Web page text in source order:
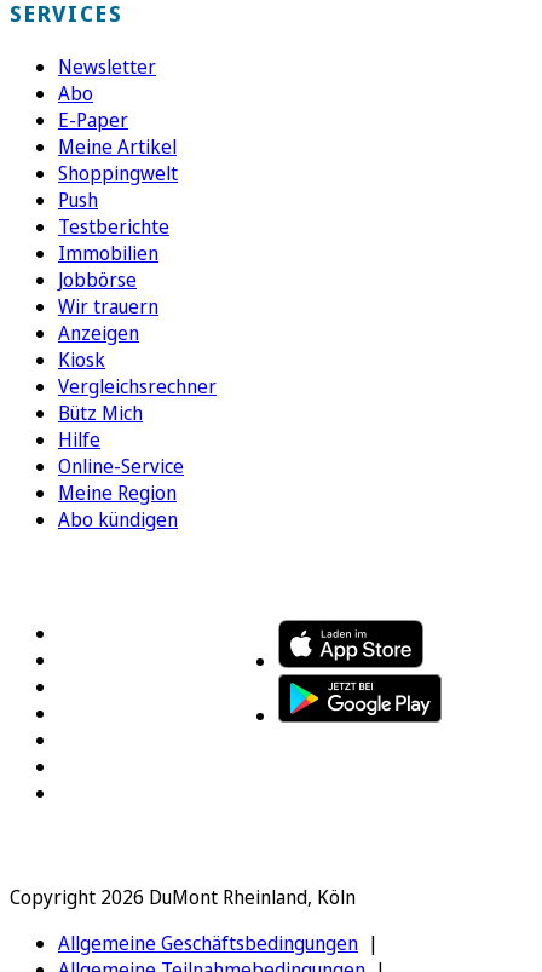
SERVICES
Newsletter
Abo
E-Paper
Meine Artikel
Shoppingwelt
Push
Testberichte
Immobilien
Jobbörse
Wir trauern
Anzeigen
Kiosk
Vergleichsrechner
Bütz Mich
Hilfe
Online-Service
Meine Region
Abo kündigen
Copyright 2026 DuMont Rheinland, Köln
Allgemeine Geschäftsbedingungen